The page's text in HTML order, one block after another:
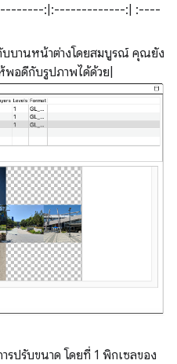
:|:-------------:| :----
บบานหน้าต่างโดยสมบูรณ์ คุณยัง
พอดีกับรูปภาพได้ด้วย|
รปรับขนาด โดยที่ 1 พิกเซลของ